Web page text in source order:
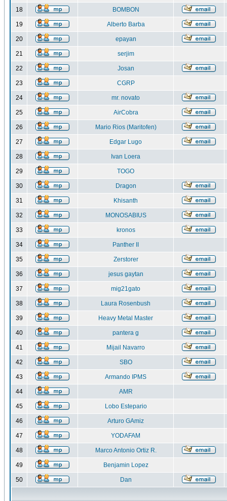
18 BOMBON
19 Alberto Barba
20 epayan
21 serjim
22 Josan
23 CGRP
24 mr. novato
25 AirCobra
26 Mario Rios (Maritofen)
27 Edgar Lugo
28 Ivan Loera
29 TOGO
30 Dragon
31 Khisanth
32 MONOSABIUS
33 kronos
34 Panther II
35 Zerstorer
36 jesus gaytan
37 mig21gato
38 Laura Rosenbush
39 Heavy Metal Master
40 pantera g
41 Mijail Navarro
42 SBO
43 Armando IPMS
44 AMR
45 Lobo Estepario
46 Arturo GAmiz
47 YODAFAM
48 Marco Antonio Ortiz R.
49 Benjamin Lopez
50 Dan